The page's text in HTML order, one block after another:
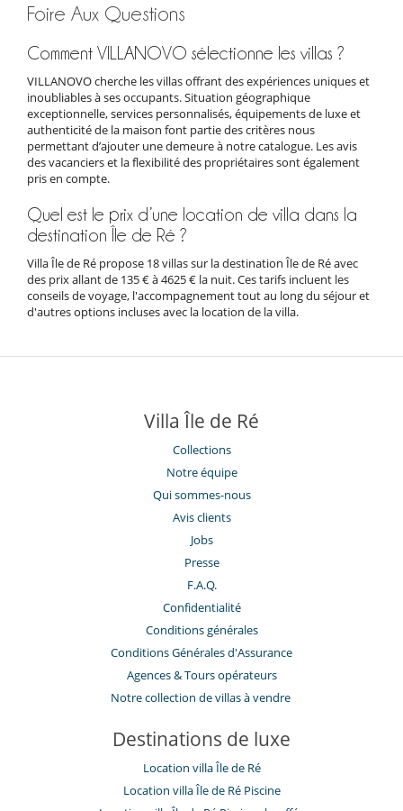
Foire Aux Questions
Comment VILLANOVO sélectionne les villas ?
VILLANOVO cherche les villas offrant des expériences uniques et
inoubliables à ses occupants. Situation géographique
exceptionnelle, services personnalisés, équipements de luxe et
authenticité de la maison font partie des critères nous
permettant d’ajouter une demeure à notre catalogue. Les avis
des vacanciers et la flexibilité des propriétaires sont également
pris en compte.
Quel est le prix d’une location de villa dans la
destination Île de Ré ?
Villa Île de Ré propose 18 villas sur la destination Île de Ré avec
des prix allant de 135 € à 4625 € la nuit. Ces tarifs incluent les
conseils de voyage, l'accompagnement tout au long du séjour et
d'autres options incluses avec la location de la villa.
Villa Île de Ré
Collections
Notre équipe
Qui sommes-nous
Avis clients
Jobs
Presse
F.A.Q.
Confidentialité
Conditions générales
Conditions Générales d'Assurance
​Agences & Tours opérateurs
Notre collection de villas à vendre
Destinations de luxe
Location villa Île de Ré
Location villa Île de Ré Piscine